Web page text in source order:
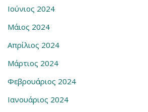
Ιούνιος 2024
Μάιος 2024
Απρίλιος 2024
Μάρτιος 2024
Φεβρουάριος 2024
Ιανουάριος 2024